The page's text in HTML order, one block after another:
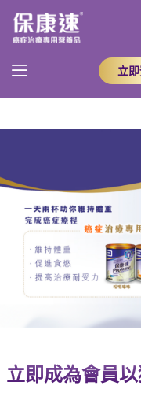
立
立即成為會員